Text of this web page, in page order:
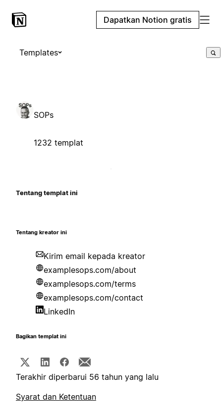
Dapatkan Notion gratis
Templates
SOPs
1232 templat
Tentang templat ini
Tentang kreator ini
Kirim email kepada kreator
examplesops.com/about
examplesops.com/terms
examplesops.com/contact
LinkedIn
Bagikan templat ini
Terakhir diperbarui 56 tahun yang lalu
Syarat dan Ketentuan